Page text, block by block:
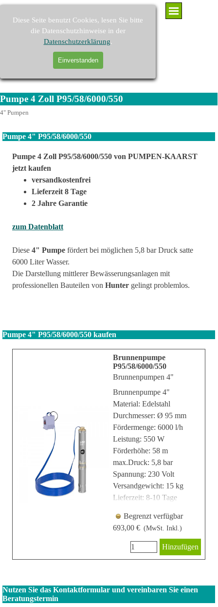
Diese Seite benutzt Cookies, lesen Sie bitte
die Datenschutzhinweise in der
Datenschutzerklärung.
Einverstanden
Direkt zum Seiteninhalt Menü überspringen
PUMPEN-KAARST - Brunnenpumpen und Pumpenzubehör
Suchen
Pumpe 4 Zoll P95/58/6000/550
4" Pumpen
Pumpe 4" P95/58/6000/550
Pumpe 4 Zoll P95/58/6000/550 von PUMPEN-KAARST
jetzt kaufen
versandkostenfrei
Lieferzeit 8 Tage
2 Jahre Garantie
zum Datenblatt
Diese 4" Pumpe fördert bei möglichen 5,8 bar Druck satte
6000 Liter Wasser.
Die Darstellung mittlerer Bewässerungsanlagen mit
professionellen Bauteilen von Hunter gelingt problemlos.
Pumpe 4" P95/58/6000/550 kaufen
Brunnenpumpe
P95/58/6000/550
Brunnenpumpen 4"
Brunnenpumpe 4"
Material: Edelstahl
Durchmesser: Ø 95 mm
Fördermenge: 6000 l/h
Leistung: 550 W
Förderhöhe: 58 m
max.Druck: 5,8 bar
Spannung: 230 Volt
Versandgewicht: 15 kg
Lieferzeit: 8-10 Tage
Begrenzt verfügbar
693,00 € (MwSt. Inkl.)
Hinzufügen
Nutzen Sie das Kontaktformular und vereinbaren Sie einen
Beratungstermin